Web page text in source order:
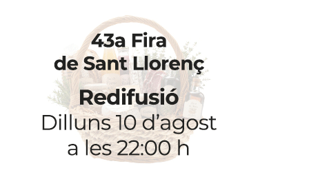
STAY UPDATED
Uneix-te al nostre butlletí
Tota l’actualitat, seleccionada i enviada directament
al teu correu. Subscriu-te al nostre butlletí i segueix
la informació que importa.